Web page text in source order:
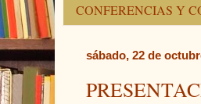
CONFERENCIAS Y
sábado, 22 de